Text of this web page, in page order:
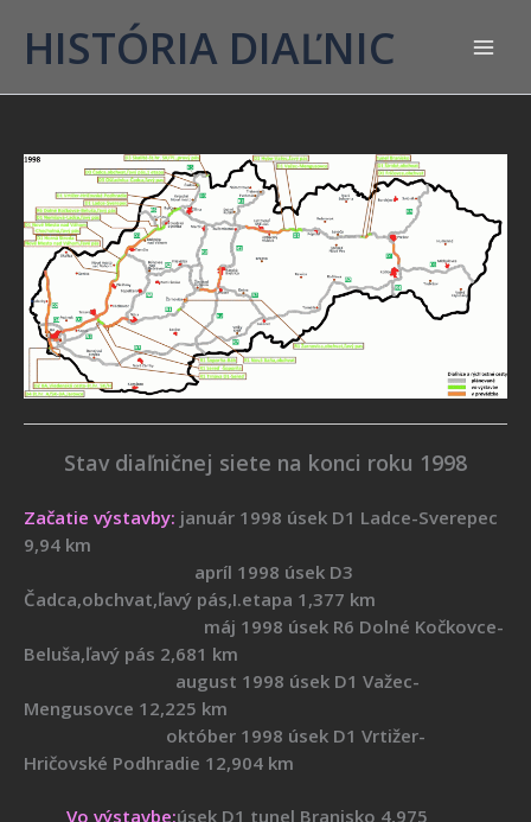
HISTÓRIA DIAĽNIC
Stav diaľničnej siete na konci roku 1998
Začatie výstavby: január 1998 úsek D1 Ladce-Sverepec
9,94 km
apríl 1998 úsek D3
Čadca,obchvat,ľavý pás,I.etapa 1,377 km
máj 1998 úsek R6 Dolné Kočkovce-
Beluša,ľavý pás 2,681 km
august 1998 úsek D1 Važec-
Mengusovce 12,225 km
október 1998 úsek D1 Vrtižer-
Hričovské Podhradie 12,904 km
Vo výstavbe:úsek D1 tunel Branisko 4,975